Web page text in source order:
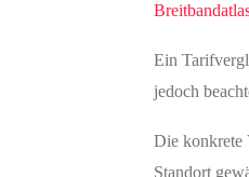
Ein
jedoch
Die konkrete
Standort